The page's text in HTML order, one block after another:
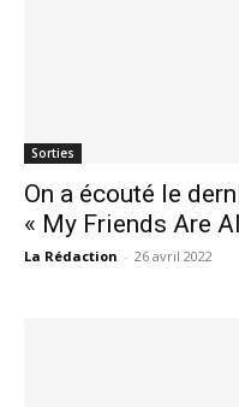
Sorties
On a écouté le
« My Friends Are
La Rédaction - 26 avril 2022